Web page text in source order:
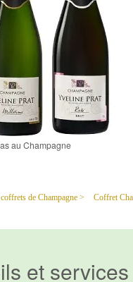
au Champagne
de Champagne > Coffret
et services